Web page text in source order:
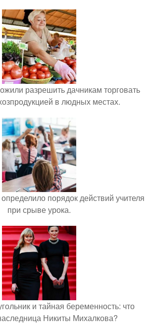
разрешить дачникам торговать
в людных местах.
порядок действий учителя
при срыве урока.
и тайная беременность: что
Никиты Михалкова?